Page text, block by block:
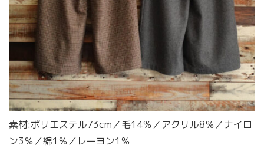
素材:ポリエステル73cm／毛14％／アクリル8％／ナイロ
ン3％／綿1％／レーヨン1％